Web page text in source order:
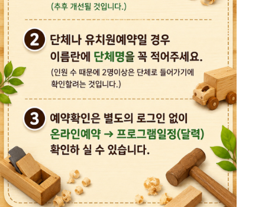
목공체험부터 숲체험 교육까지
다양한 경험을 할 수 있는